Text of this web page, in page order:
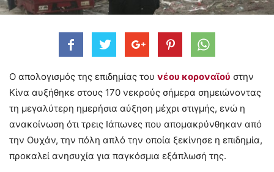
Ο απολογισμός της επιδημίας του νέου κοροναϊού στην
Κίνα αυξήθηκε στους 170 νεκρούς σήμερα σημειώνοντας
τη μεγαλύτερη ημερήσια αύξηση μέχρι στιγμής, ενώ η
ανακοίνωση ότι τρεις Ιάπωνες που απομακρύνθηκαν από
την Ουχάν, την πόλη απλό την οποία ξεκίνησε η επιδημία,
προκαλεί ανησυχία για παγκόσμια εξάπλωσή της.